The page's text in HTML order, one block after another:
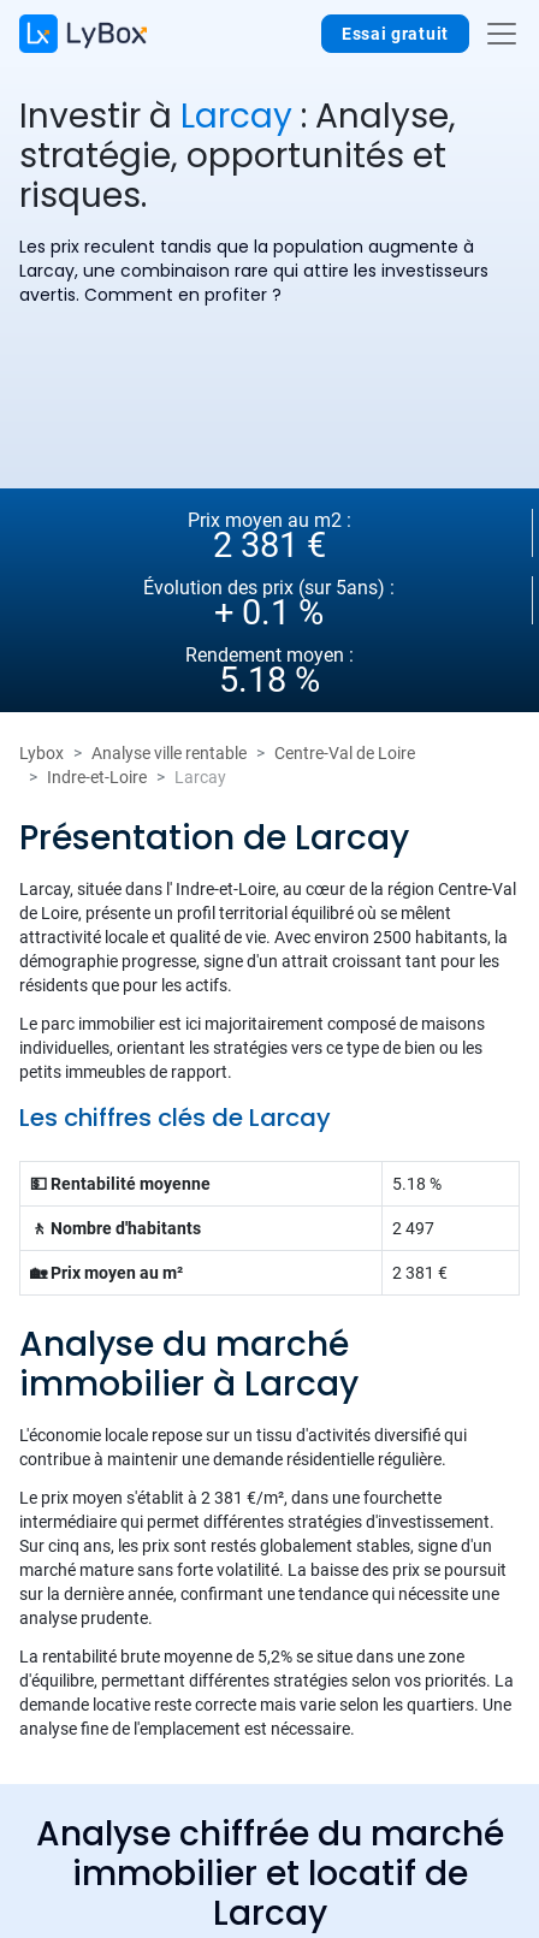
Essai gratuit
Investir à Larcay : Analyse,
stratégie, opportunités et
risques.
Les prix reculent tandis que la population augmente à
Larcay, une combinaison rare qui attire les investisseurs
avertis. Comment en profiter ?
Prix moyen au m2 :
2 381 €
Évolution des prix (sur 5ans) :
+ 0.1 %
Rendement moyen :
5.18 %
Lybox Analyse ville rentable
Centre-Val de Loire
Indre-et-Loire
Larcay
Présentation de Larcay
Larcay, située dans l' Indre-et-Loire, au cœur de la région Centre-Val
de Loire, présente un profil territorial équilibré où se mêlent
attractivité locale et qualité de vie. Avec environ 2500 habitants, la
démographie progresse, signe d'un attrait croissant tant pour les
résidents que pour les actifs.
Le parc immobilier est ici majoritairement composé de maisons
individuelles, orientant les stratégies vers ce type de bien ou les
petits immeubles de rapport.
Les chiffres clés de Larcay
💵 Rentabilité moyenne 5.18 %
🚶 Nombre d'habitants 2 497
🏡 Prix moyen au m² 2 381 €
Analyse du marché
immobilier à Larcay
L'économie locale repose sur un tissu d'activités diversifié qui
contribue à maintenir une demande résidentielle régulière.
Le prix moyen s'établit à 2 381 €/m², dans une fourchette
intermédiaire qui permet différentes stratégies d'investissement.
Sur cinq ans, les prix sont restés globalement stables, signe d'un
marché mature sans forte volatilité. La baisse des prix se poursuit
sur la dernière année, confirmant une tendance qui nécessite une
analyse prudente.
La rentabilité brute moyenne de 5,2% se situe dans une zone
d'équilibre, permettant différentes stratégies selon vos priorités. La
demande locative reste correcte mais varie selon les quartiers. Une
analyse fine de l'emplacement est nécessaire.
Analyse chiffrée du marché
immobilier et locatif de
Larcay